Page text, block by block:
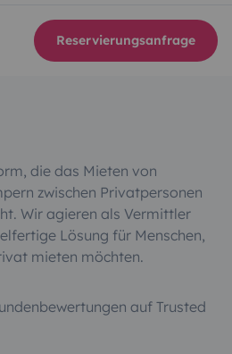
Reservierungsanfrage
die das Mieten von
zwischen Privatpersonen
Wir agieren als Vermittler
Lösung für Menschen,
mieten möchten.
auf Trusted